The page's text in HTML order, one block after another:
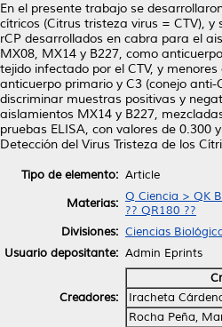
En el presente trabajo se
cítricos (Citrus tristeza virus = CTV),
rCP desarrollados en cabra para el
MX08, MX14 y B227, como
tejido infectado por el CTV, y
anticuerpo primario y C3 (conejo
discriminar muestras positivas y
aislamientos MX14 y B227,
pruebas ELISA, con valores de
Detección del Virus Tristeza de los
Tipo de elemento: Article
Materias: Q Ciencia > QK
?? QR180 ??
Divisiones: Ciencias
Usuario depositante: Admin Eprints
Creadores:
Iracheta
Rocha Peña,